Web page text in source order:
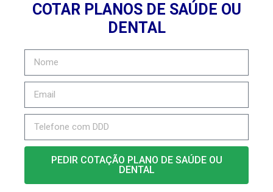
COTAR PLANOS DE SAÚDE OU
DENTAL
PEDIR COTAÇÃO PLANO DE SAÚDE OU
DENTAL